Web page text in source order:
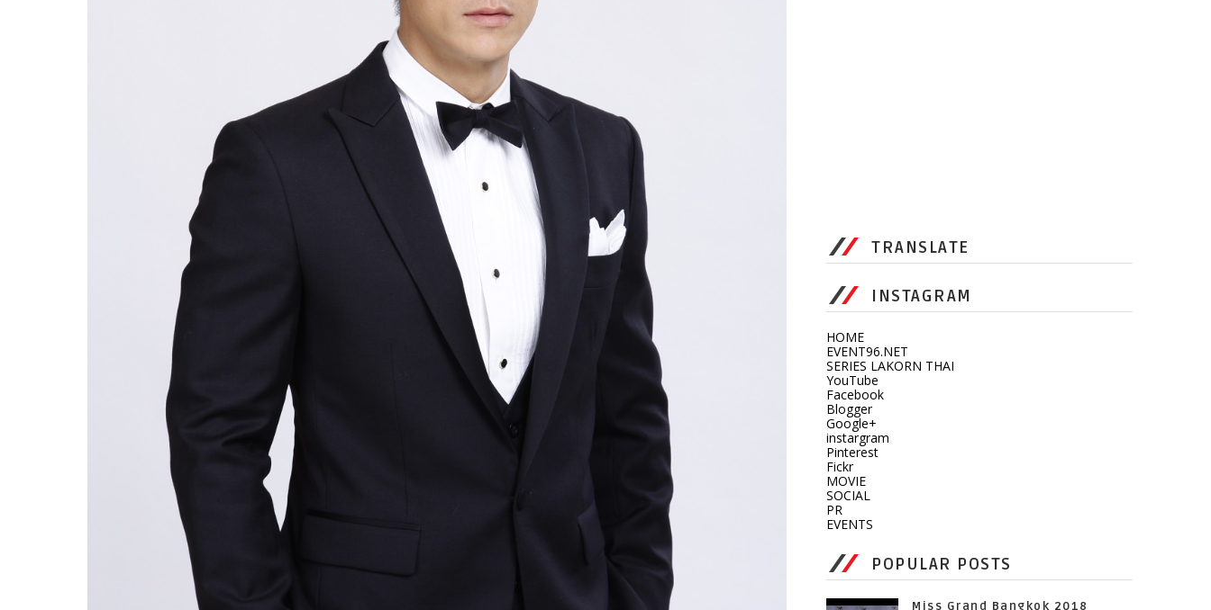
TRANSLATE
INSTAGRAM
HOME
EVENT96.NET
SERIES LAKORN THAI
YouTube
Facebook
Blogger
Google+
instargram
Pinterest
Fickr
MOVIE
SOCIAL
PR
EVENTS
POPULAR POSTS
Miss Grand Bangkok 2018